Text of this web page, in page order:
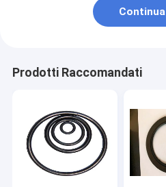
Continua
Prodotti Raccomandati